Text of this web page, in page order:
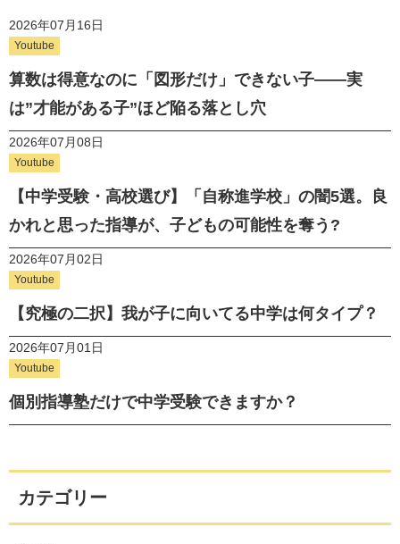
2026年07月16日
Youtube
算数は得意なのに「図形だけ」できない子——実
は”才能がある子”ほど陥る落とし穴
2026年07月08日
Youtube
【中学受験・高校選び】「自称進学校」の闇5選。良
かれと思った指導が、子どもの可能性を奪う?
2026年07月02日
Youtube
【究極の二択】我が子に向いてる中学は何タイプ？
2026年07月01日
Youtube
個別指導塾だけで中学受験できますか？
カテゴリー